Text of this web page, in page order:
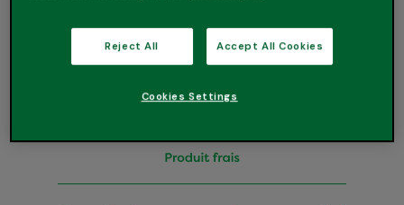
Reject All Accept All Cookies
Cookies Settings